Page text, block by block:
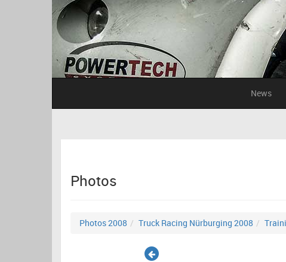
News
Photos
Photos 2008 Truck Racing Nürburging 2008